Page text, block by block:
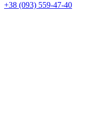
+38 (093) 559-47-40